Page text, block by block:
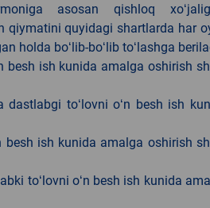
asosan qishloq
qiymatini quyidagi shartlarda har
holda boʻlib-boʻlib toʻlashga
besh ish kunida amalga oshirish
toʻlovni oʻn besh ish
ish kunida amalga oshirish
toʻlovni oʻn besh ish kunida